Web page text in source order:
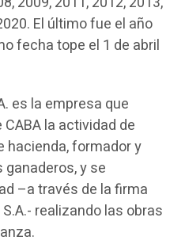
El último fue el año
fecha tope el 1 de abril
es la empresa que
la actividad de
hacienda, formador y
y se
–a través de la firma
realizando las obras